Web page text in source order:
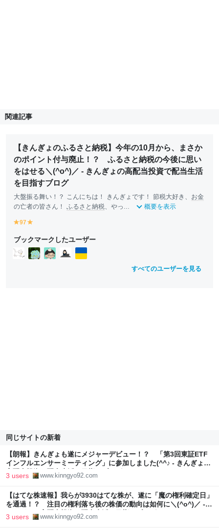
関連記事
【きんぎょのふるさと納税】今年の10月から、まさか
のポイント付与廃止！？ ふるさと納税の今後に思い
をはせる＼(^o^)／ - きんぎょの高配当投資で配当生活
を目指すブログ
大盤振る舞い！？ こんにちは！ きんぎょです！ 節税大好き、 お金
の亡者の皆さん！ ふるさと納税、やっ... 概要を表示
y
ll
o
w
97
ll
o
w
ブックマークしたユーザー
すべてのユーザーを見る
同じサイトの新着
【朗報】きんぎょも遂にメジャーデビュー！？ 「第3回東証ETF
インフルエンサーミーティング」に参加しました(^^♪ - きんぎょの
高配当投資で配当生活を目指すブログ
3 users www.kinngyo92.com
【はてな株速報】我らが3930はてな株が、遂に「魔の権利確定日」
を通過！？ 注目の権利落ち後の株価の動向は如何に＼(^o^)／ -
きんぎょの高配当投資で配当生活を目指すブログ
3 users www.kinngyo92.com